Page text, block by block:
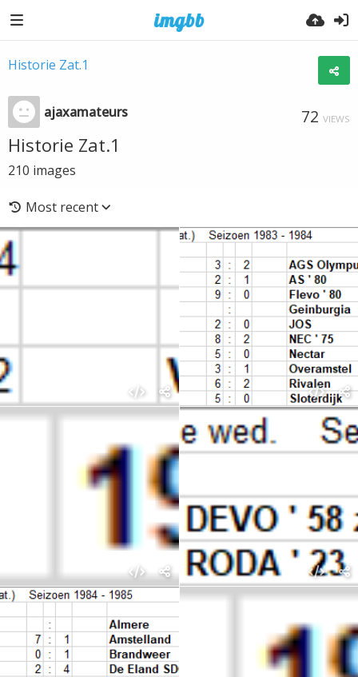
Historie Zat.1
ajaxamateurs 72 VIEWS
Historie Zat.1
210 images
Most recent